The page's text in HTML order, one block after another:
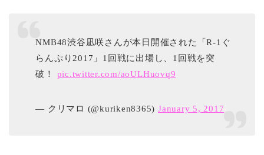
NMB48渋谷凪咲さんが本日開催された「R-1ぐ
らんぷり2017」1回戦に出場し、1回戦を突
破！ pic.twitter.com/aoULHuovq9
— クリマロ (@kuriken8365) January 5, 2017